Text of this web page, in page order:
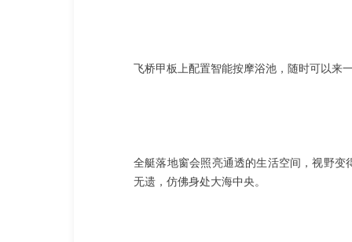
飞桥甲板上配置智能按摩浴池，随时可以来
全艇落地窗会照亮通透的生活空间，视野
无遗，仿佛身处大海中央。